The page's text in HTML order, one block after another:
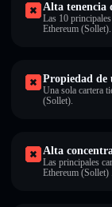
Alta tenencia
Las 10
Ethereum (Sollet).
Propiedad de
Una sola cartera
(Sollet).
Alta
Las principales
Ethereum (Sollet) .